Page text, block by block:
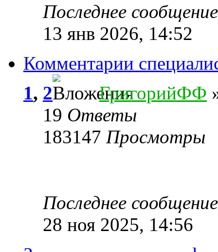
Последнее
13 янв 2026, 14:52
Комментарии
1, 2 ГригорийФФ
19 Ответы
183147 Просмотры
Последнее
28 ноя 2025, 14:56